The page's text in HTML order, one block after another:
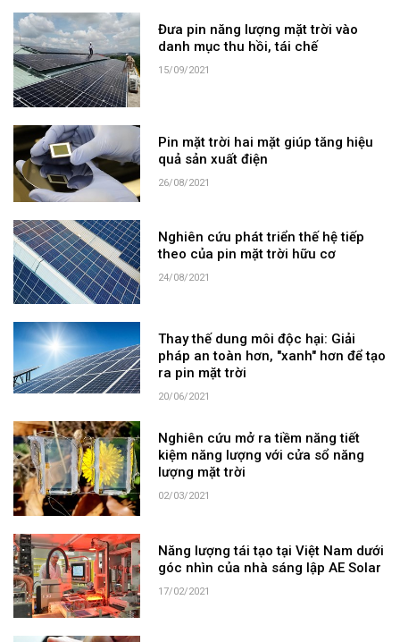
Đưa pin năng lượng mặt trời vào
danh mục thu hồi, tái chế
15/09/2021
Pin mặt trời hai mặt giúp tăng hiệu
quả sản xuất điện
26/08/2021
Nghiên cứu phát triển thế hệ tiếp
theo của pin mặt trời hữu cơ
24/08/2021
Thay thế dung môi độc hại: Giải
pháp an toàn hơn, "xanh" hơn để tạo
ra pin mặt trời
20/06/2021
Nghiên cứu mở ra tiềm năng tiết
kiệm năng lượng với cửa sổ năng
lượng mặt trời
02/03/2021
Năng lượng tái tạo tại Việt Nam dưới
góc nhìn của nhà sáng lập AE Solar
17/02/2021